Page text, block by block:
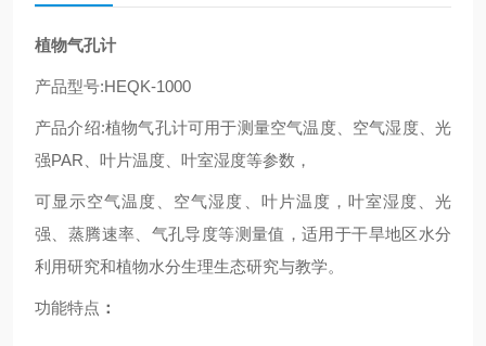
植物气孔计
产品型号:HEQK-1000
产品介绍:植物气孔计可用于测量空气温度、空气湿度、光
强PAR、叶片温度、叶室湿度等参数，
可显示空气温度、空气湿度、叶片温度，叶室湿度、光
强、蒸腾速率、气孔导度等测量值， 适用于干旱地区水分
利用研究和植物水分生理生态研究与教学。
功能特点 ：